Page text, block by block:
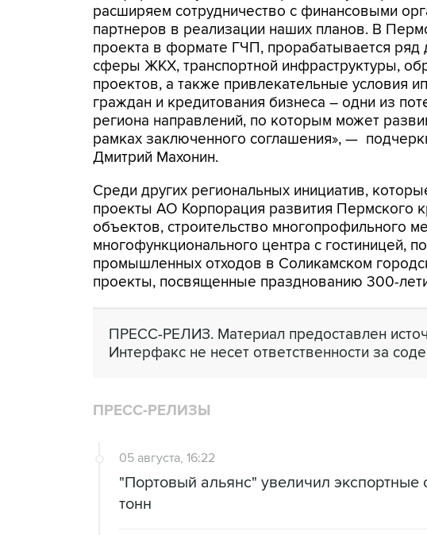
расширяем сотрудничество с финансовыми
партнеров в реализации наших планов. В
проекта в формате ГЧП, прорабатывается ряд
сферы ЖКХ, транспортной инфраструктуры,
проектов, а также привлекательные условия
граждан и кредитования бизнеса – одни из
региона направлений, по которым может
рамках заключенного соглашения», —
Дмитрий Махонин.
Среди других региональных инициатив,
проекты АО Корпорация развития Пермского
объектов, строительство многопрофильного
многофункционального центра с гостиницей,
промышленных отходов в Соликамском
проекты, посвященные празднованию 300-
ПРЕСС-РЕЛИЗ. Материал предоставлен
Интерфакс не несет ответственности за
ПРЕСС-РЕЛИЗЫ
05 августа, 16:22
"Портовый альянс" увеличил экспортные
тонн